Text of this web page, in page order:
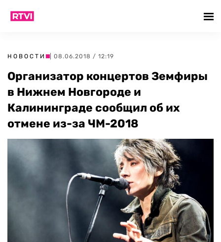
НОВОСТИ | 08.06.2018 / 12:19
Организатор концертов Земфиры
в Нижнем Новгороде и
Калининграде сообщил об их
отмене из-за ЧМ-2018